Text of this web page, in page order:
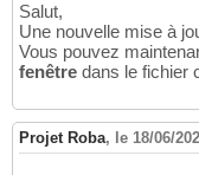
Salut,
Une nouvelle mise à
Vous pouvez
fenêtre dans le fichier
Projet Roba, le 18/06/